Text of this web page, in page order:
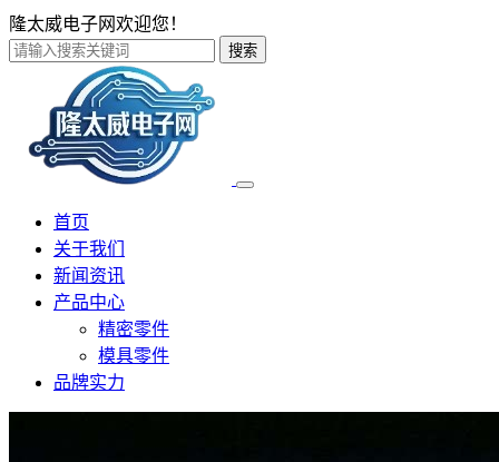
隆太威电子网欢迎您！
搜索
首页
关于我们
新闻资讯
产品中心
精密零件
模具零件
品牌实力